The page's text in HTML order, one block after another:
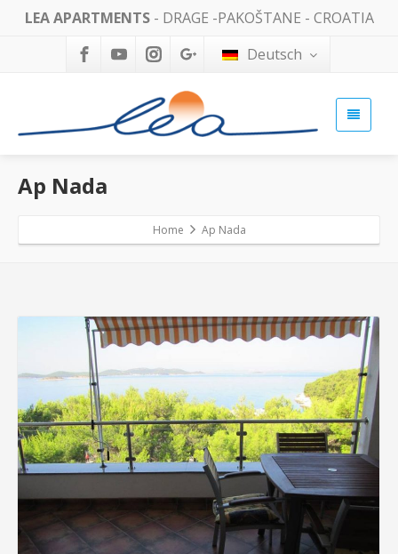
LEA APARTMENTS- DRAGE -PAKOŠTANE - CROATIA
Deutsch
Ap Nada
Home Ap Nada